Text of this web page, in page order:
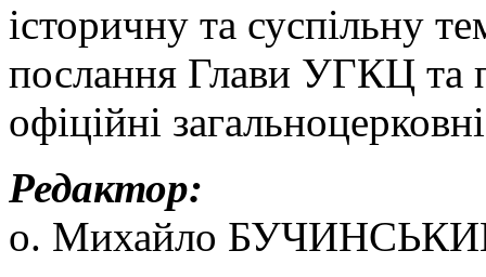
історичну та суспільну
послання Глави УГКЦ та
офіційні
Редактор:
о. Михайло